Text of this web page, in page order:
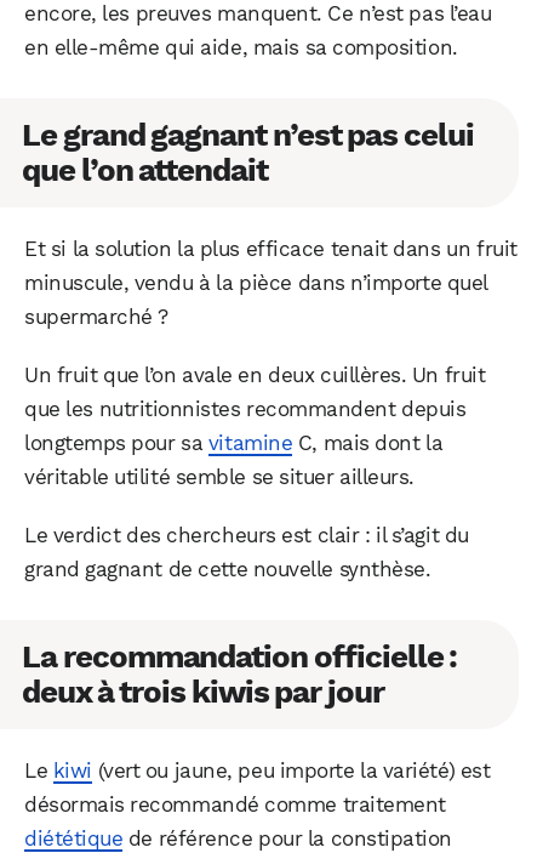
encore, les preuves manquent. Ce n’est pas l’eau
en elle-même qui aide, mais sa composition.
Le grand gagnant n’est pas celui
que l’on attendait
Et si la solution la plus efficace tenait dans un fruit
minuscule, vendu à la pièce dans n’importe quel
supermarché ?
Un fruit que l’on avale en deux cuillères. Un fruit
que les nutritionnistes recommandent depuis
longtemps pour sa vitamine C, mais dont la
véritable utilité semble se situer ailleurs.
Le verdict des chercheurs est clair : il s’agit du
grand gagnant de cette nouvelle synthèse.
La recommandation officielle :
deux à trois kiwis par jour
Le kiwi (vert ou jaune, peu importe la variété) est
désormais recommandé comme traitement
diététique de référence pour la constipation
WhatsApp Telegram Email